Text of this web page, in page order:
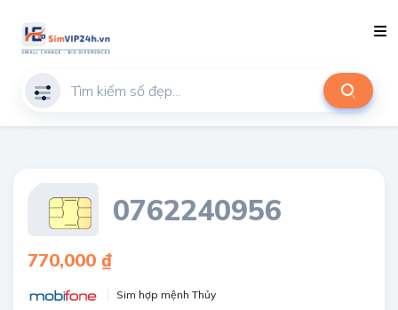
0762240956
770,000 ₫
Sim hợp mệnh Thủy